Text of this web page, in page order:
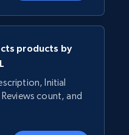
products by
Initial
count, and